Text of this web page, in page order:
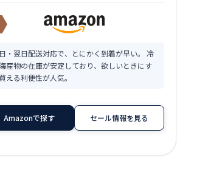
本乾き 身欠きニシン 3kg(500g×6個入)
がき にし ん本乾燥 乾き 本 干し 干物 限
定 楽天 通販 価格 特価 販売 お土産
18,900円～
・翌日配送対応で、とにかく到着が早い。 冷
産物の在庫が安定しており、欲しいときにす
える利便性が人気。
Amazonで探す セール情報を見る